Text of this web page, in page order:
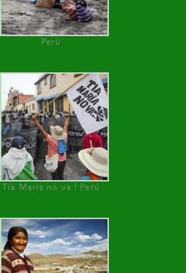
Perú
Tía María no va ! Perú